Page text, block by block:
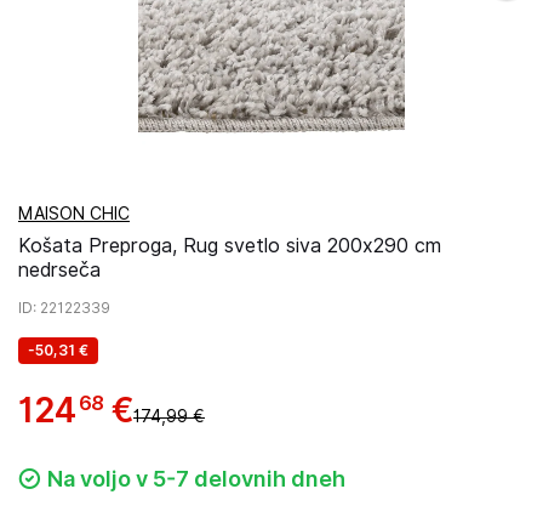
MAISON CHIC
Košata Preproga, Rug svetlo siva 200x290 cm
nedrseča
ID: 22122339
-50,31 €
124 68 €174,99 €
Na voljo v 5-7 delovnih dneh